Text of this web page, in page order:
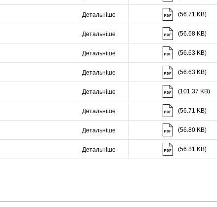
Детальніше (56.71 KB)
Детальніше
Скачати (56.68 KB)
(56.68 KB)
Детальніше
Скачати (56.63 KB)
(56.63 KB)
Детальніше
Скачати (56.63 KB)
(56.63 KB)
Детальніше
Скачати (101.37
(101.37 KB)
Детальніше
Скачати (56.71 KB)
(56.71 KB)
Детальніше
Скачати (56.80 KB)
(56.80 KB)
Детальніше
Скачати (56.81 KB)
(56.81 KB)